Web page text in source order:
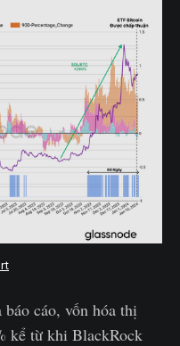
cáo, vốn hóa thị
kể từ khi BlackRock